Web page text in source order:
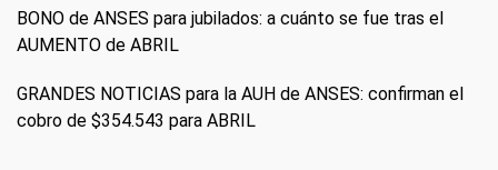
BONO de ANSES para jubilados: a cuánto se fue tras el
AUMENTO de ABRIL
GRANDES NOTICIAS para la AUH de ANSES: confirman el
cobro de $354.543 para ABRIL